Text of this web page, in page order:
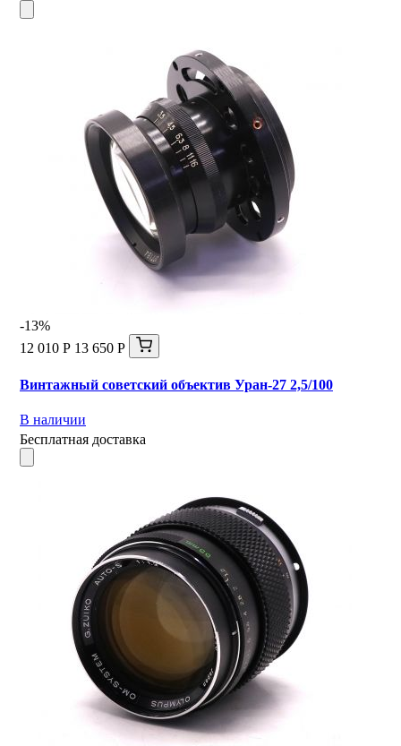
-13%
12 010 Р 13 650 Р
Винтажный советский объектив Уран-27 2,5/100
В наличии
Бесплатная доставка